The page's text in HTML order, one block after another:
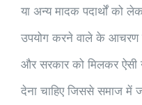
या अन्य मादक पदार्थों को
उपयोग करने वाले के आचरण
और सरकार को मिलकर ऐसी
देना चाहिए जिससे समाज